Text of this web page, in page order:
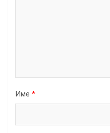
Име *